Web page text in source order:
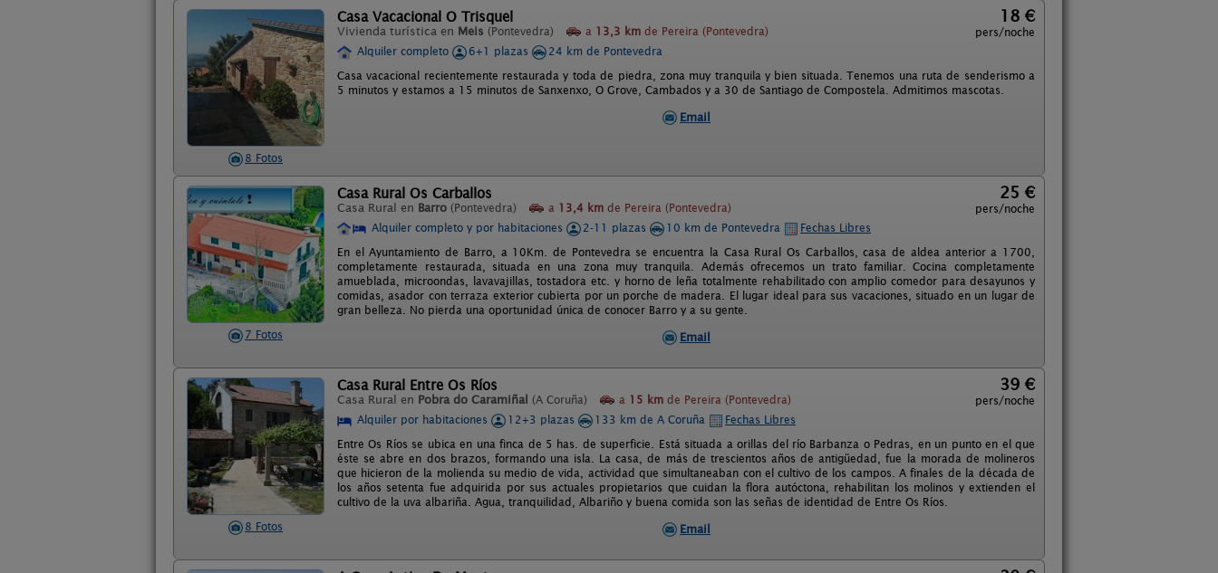
8 Fotos
Casa Vacacional O Trisquel
Vivienda turística en Meis (Pontevedra) a 13,3 km de Pereira (Pontevedra)
18 €
pers/noche
Alquiler completo
6+1 plazas
24 km de Pontevedra
Casa vacacional recientemente restaurada y toda de piedra, zona muy tranquila y bien situada. Tenemos una ruta de senderismo a
5 minutos y estamos a 15 minutos de Sanxenxo, O Grove, Cambados y a 30 de Santiago de Compostela. Admitimos mascotas.
Email
7 Fotos
Casa Rural Os Carballos
Casa Rural en Barro (Pontevedra) a 13,4 km de Pereira (Pontevedra)
25 €
pers/noche
Alquiler completo y por habitaciones
2-11 plazas 10 km de Pontevedra
Fechas Libres
En el Ayuntamiento de Barro, a 10Km. de Pontevedra se encuentra la Casa Rural Os Carballos, casa de aldea anterior a 1700,
completamente restaurada, situada en una zona muy tranquila. Además ofrecemos un trato familiar. Cocina completamente
amueblada, microondas, lavavajillas, tostadora etc. y horno de leña totalmente rehabilitado con amplio comedor para desayunos y
comidas, asador con terraza exterior cubierta por un porche de madera. El lugar ideal para sus vacaciones, situado en un lugar de
gran belleza. No pierda una oportunidad única de conocer Barro y a su gente.
Email
8 Fotos
Casa Rural Entre Os Ríos
Casa Rural en Pobra do Caramiñal (A Coruña) a 15 km de Pereira (Pontevedra)
39 €
pers/noche
Alquiler por habitaciones
12+3 plazas 133 km de A Coruña
Fechas Libres
Entre Os Ríos se ubica en una finca de 5 has. de superficie. Está situada a orillas del río Barbanza o Pedras, en un punto en el que
éste se abre en dos brazos, formando una isla. La casa, de más de trescientos años de antigüedad, fue la morada de molineros
que hicieron de la molienda su medio de vida, actividad que simultaneaban con el cultivo de los campos. A finales de la década de
los años setenta fue adquirida por sus actuales propietarios que cuidan la flora autóctona, rehabilitan los molinos y extienden el
cultivo de la uva albariña. Agua, tranquilidad, Albariño y buena comida son las señas de identidad de Entre Os Ríos.
Email